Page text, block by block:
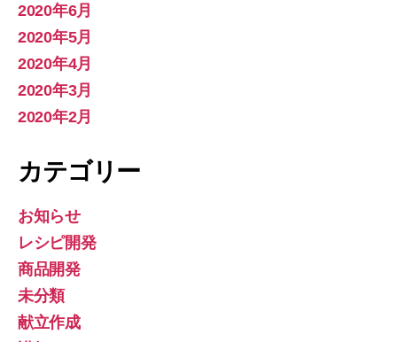
2020年6月
2020年5月
2020年4月
2020年3月
2020年2月
カテゴリー
お知らせ
レシピ開発
商品開発
未分類
献立作成